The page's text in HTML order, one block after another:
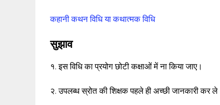
कहानी कथन विधि या कथात्मक विधि
सुझाव
१. इस विधि का प्रयोग छोटी कक्षाओं में ना किया जाए।
२. उपलब्ध स्रोत की शिक्षक पहले ही अच्छी जानकारी कर